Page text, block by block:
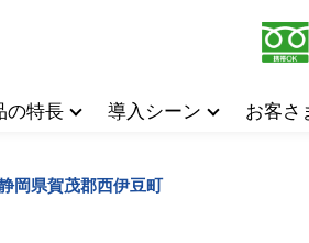
の特長 導入シーン お客さ
岡県賀茂郡西伊豆町